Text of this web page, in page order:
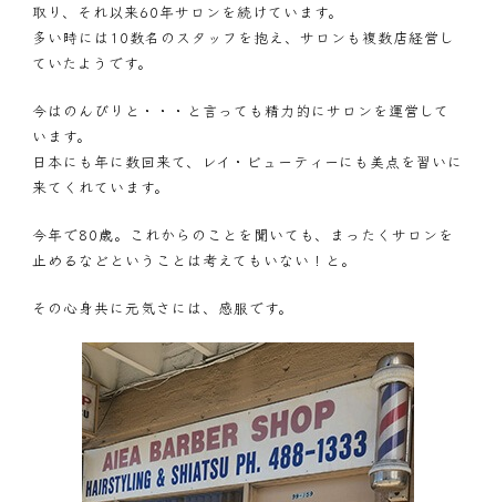
取り、それ以来60年サロンを続けています。
多い時には10数名のスタッフを抱え、サロンも複数店経営し
ていたようです。
今はのんびりと・・・と言っても精力的にサロンを運営して
います。
日本にも年に数回来て、レイ・ビューティーにも美点を習いに
来てくれています。
今年で80歳。これからのことを聞いても、まったくサロンを
止めるなどということは考えてもいない！と。
その心身共に元気さには、感服です。